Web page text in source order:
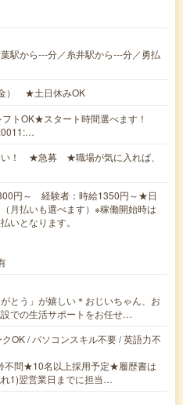
駅から---分／糸井駅から---分／勇払
） ★土日休みOK
トOK★スタート時間選べます！
い！ ★急募 ★職場が気に入れば、
円～ 経験者：時給1350円～★日
月払いも選べます）※稼働開始時は
いとなります。
とう」が嬉しい＊おじいちゃん、お
での生活サポートをお任せ…
OK / パソコンスキル不要 / 英語力不
不問★10名以上採用予定★履歴書は
1)翌営業日までに担当…